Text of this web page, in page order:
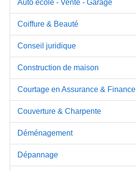
Auto école - Vente - Garage
Coiffure & Beauté
Conseil juridique
Construction de maison
Courtage en Assurance & Finance
Couverture & Charpente
Déménagement
Dépannage